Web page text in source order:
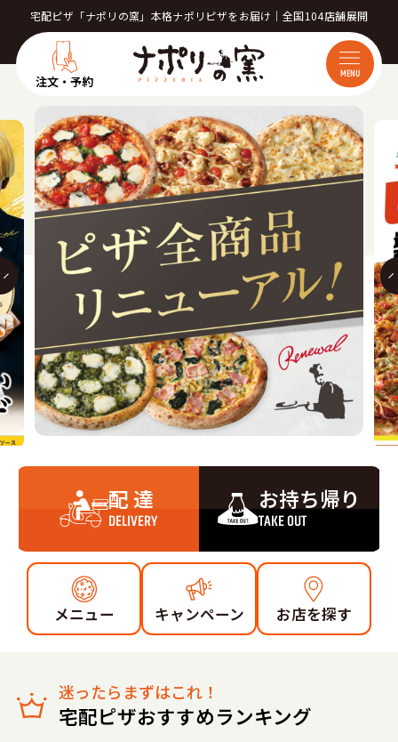
宅配ピザ「ナポリの窯」本格ナポリピザをお届け｜全国104店舗展開
注文・予約 MENU
配 達
DELIVERY
お持ち帰り
TAKE OUT
メニュー キャンペーン お店を探す
迷ったらまずはこれ！
宅配ピザおすすめランキング